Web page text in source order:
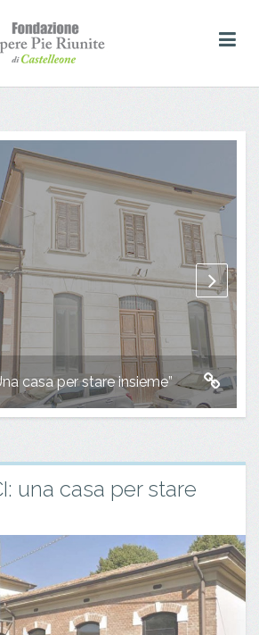
casa per stare insieme”
una casa per stare